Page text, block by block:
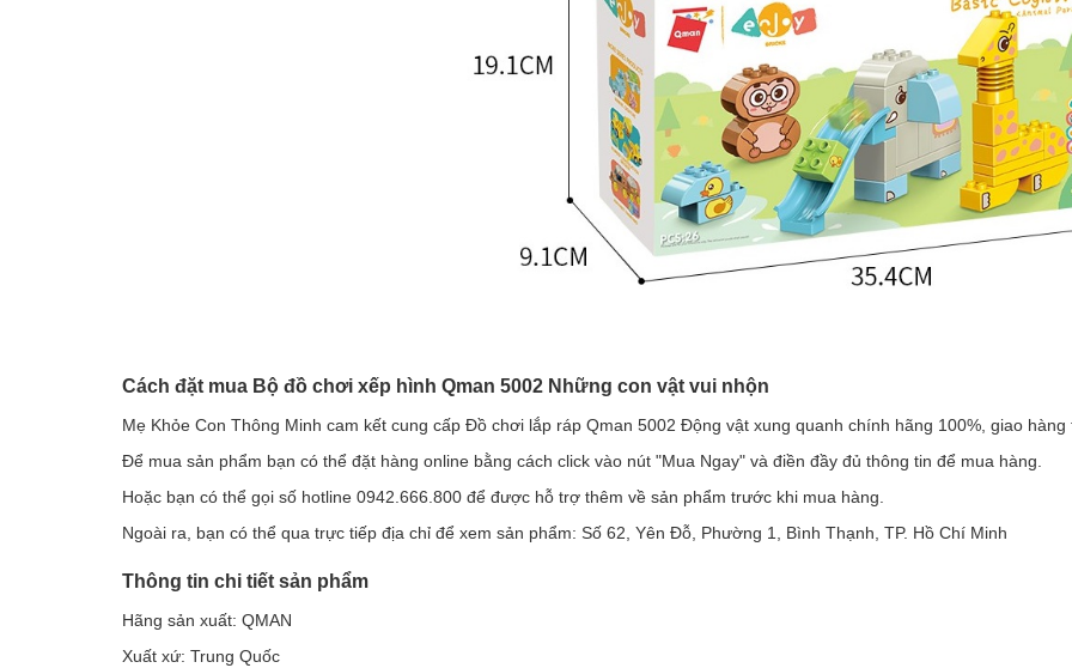
Cách đặt mua Bộ đồ chơi xếp hình Qman 5002 Những con vật vui nhộn
Mẹ Khỏe Con Thông Minh cam kết cung cấp Đồ chơi lắp ráp Qman 5002 Động vật xung quanh chính hãng 100%, giao
Để mua sản phẩm bạn có thể đặt hàng online bằng cách click vào nút "Mua Ngay" và điền đầy đủ thông tin để mua hàng.
Hoặc bạn có thể gọi số hotline 0942.666.800 để được hỗ trợ thêm về sản phẩm trước khi mua hàng.
Ngoài ra, bạn có thể qua trực tiếp địa chỉ để xem sản phẩm: Số 62, Yên Đỗ, Phường 1, Bình Thạnh, TP. Hồ Chí Minh
Thông tin chi tiết sản phẩm
Hãng sản xuất: QMAN
Xuất xứ: Trung Quốc